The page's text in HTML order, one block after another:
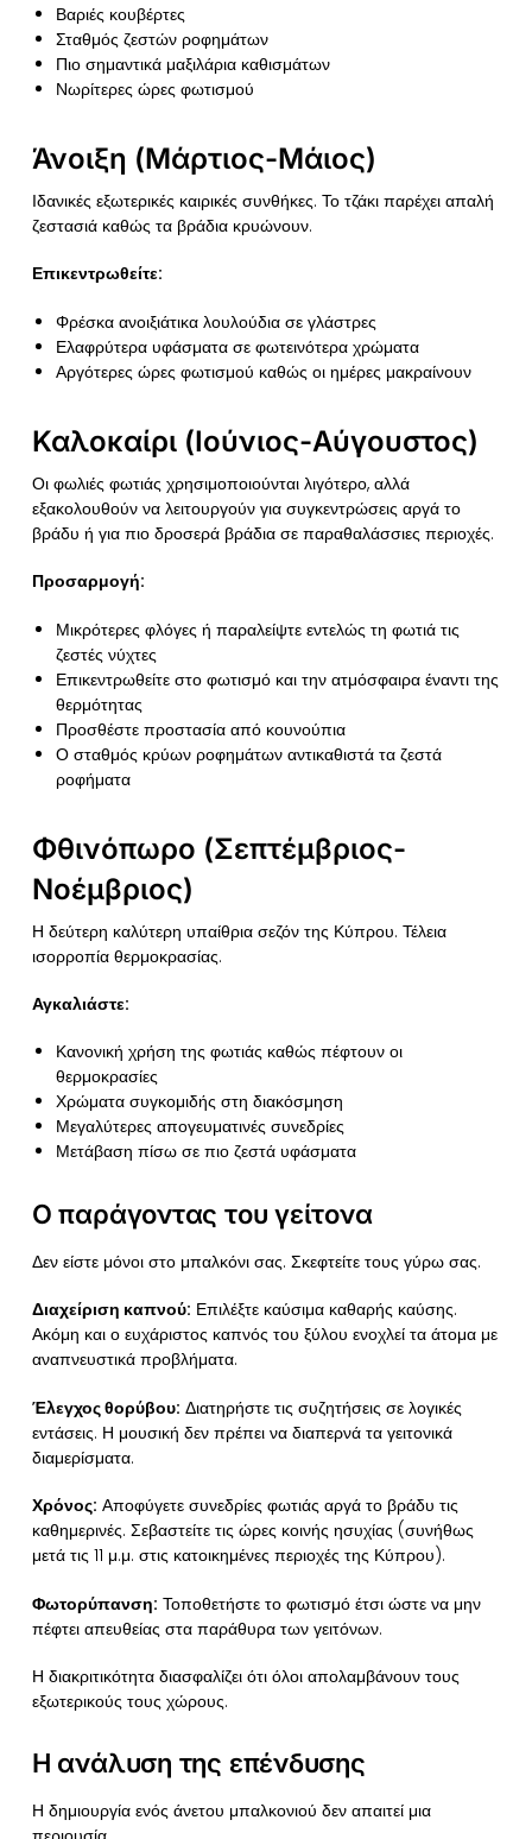
Βαριές κουβέρτες
Σταθμός ζεστών ροφημάτων
Πιο σημαντικά μαξιλάρια καθισμάτων
Νωρίτερες ώρες φωτισμού
Άνοιξη (Μάρτιος-Μάιος)
Ιδανικές εξωτερικές καιρικές συνθήκες. Το τζάκι παρέχει απαλή
ζεστασιά καθώς τα βράδια κρυώνουν.
Επικεντρωθείτε:
Φρέσκα ανοιξιάτικα λουλούδια σε γλάστρες
Ελαφρύτερα υφάσματα σε φωτεινότερα χρώματα
Αργότερες ώρες φωτισμού καθώς οι ημέρες μακραίνουν
Καλοκαίρι (Ιούνιος-Αύγουστος)
Οι φωλιές φωτιάς χρησιμοποιούνται λιγότερο, αλλά
εξακολουθούν να λειτουργούν για συγκεντρώσεις αργά το
βράδυ ή για πιο δροσερά βράδια σε παραθαλάσσιες περιοχές.
Προσαρμογή:
Μικρότερες φλόγες ή παραλείψτε εντελώς τη φωτιά τις
ζεστές νύχτες
Επικεντρωθείτε στο φωτισμό και την ατμόσφαιρα έναντι της
θερμότητας
Προσθέστε προστασία από κουνούπια
Ο σταθμός κρύων ροφημάτων αντικαθιστά τα ζεστά
ροφήματα
Φθινόπωρο (Σεπτέμβριος-
Νοέμβριος)
Η δεύτερη καλύτερη υπαίθρια σεζόν της Κύπρου. Τέλεια
ισορροπία θερμοκρασίας.
Αγκαλιάστε:
Κανονική χρήση της φωτιάς καθώς πέφτουν οι
θερμοκρασίες
Χρώματα συγκομιδής στη διακόσμηση
Μεγαλύτερες απογευματινές συνεδρίες
Μετάβαση πίσω σε πιο ζεστά υφάσματα
Ο παράγοντας του γείτονα
Δεν είστε μόνοι στο μπαλκόνι σας. Σκεφτείτε τους γύρω σας.
Διαχείριση καπνού: Επιλέξτε καύσιμα καθαρής καύσης.
Ακόμη και ο ευχάριστος καπνός του ξύλου ενοχλεί τα άτομα με
αναπνευστικά προβλήματα.
Έλεγχος θορύβου: Διατηρήστε τις συζητήσεις σε λογικές
εντάσεις. Η μουσική δεν πρέπει να διαπερνά τα γειτονικά
διαμερίσματα.
Χρόνος: Αποφύγετε συνεδρίες φωτιάς αργά το βράδυ τις
καθημερινές. Σεβαστείτε τις ώρες κοινής ησυχίας (συνήθως
μετά τις 11 μ.μ. στις κατοικημένες περιοχές της Κύπρου).
Φωτορύπανση: Τοποθετήστε το φωτισμό έτσι ώστε να μην
πέφτει απευθείας στα παράθυρα των γειτόνων.
Η διακριτικότητα διασφαλίζει ότι όλοι απολαμβάνουν τους
εξωτερικούς τους χώρους.
Η ανάλυση της επένδυσης
Η δημιουργία ενός άνετου μπαλκονιού δεν απαιτεί μια